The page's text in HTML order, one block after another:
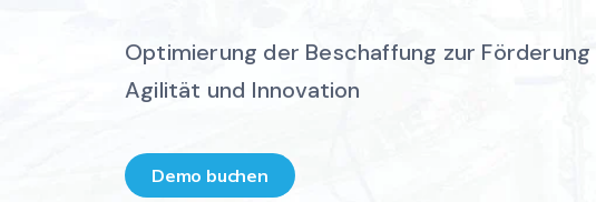
Optimierung der Beschaffung zur Förderung
Agilität und Innovation
Demo buchen